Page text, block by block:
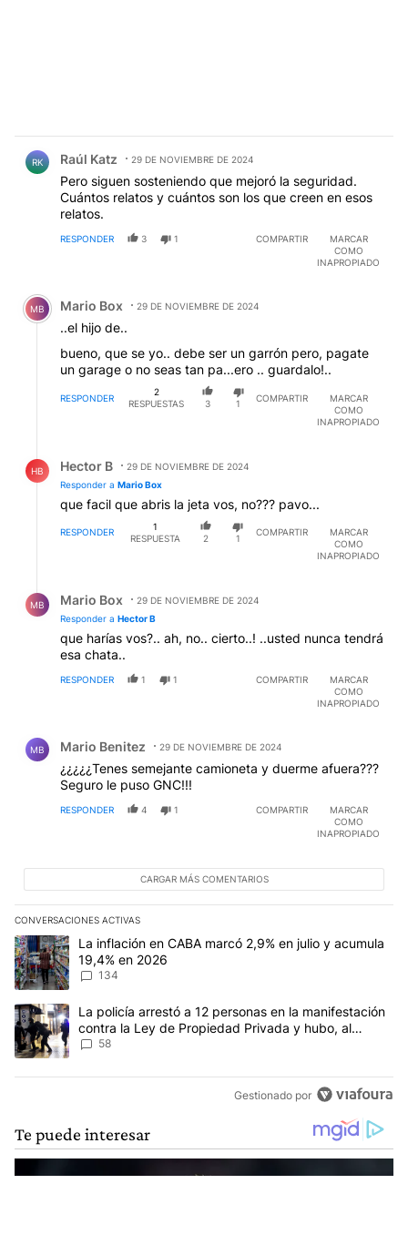
RK Raúl Katz 29 DE NOVIEMBRE DE 2024
Pero siguen sosteniendo que mejoró la seguridad.
Cuántos relatos y cuántos son los que creen en esos
relatos.
RESPONDER 3 1 COMPARTIR
MARCAR
COMO
INAPROPIADO
Comentario de Mario Box.
MB Mario Box 29 DE NOVIEMBRE DE 2024
..el hijo de..
bueno, que se yo.. debe ser un garrón pero, pagate
un garage o no seas tan pa...ero .. guardalo!..
RESPONDER
2
RESPUESTAS
3 1
COMPARTIR
MARCAR
COMO
INAPROPIADO
HB Hector B
29 DE NOVIEMBRE DE 2024
Responder a Mario Box
que facil que abris la jeta vos, no??? pavo...
RESPONDER
1
RESPUESTA
2 1
COMPARTIR
MARCAR
COMO
INAPROPIADO
MB Mario Box
29 DE NOVIEMBRE DE 2024
Responder a Hector B
que harías vos?.. ah, no.. cierto..! ..usted nunca tendrá
esa chata..
RESPONDER 1 1 COMPARTIR
MARCAR
COMO
INAPROPIADO
MB Mario Benitez 29 DE NOVIEMBRE DE 2024
¿¿¿¿¿Tenes semejante camioneta y duerme afuera???
Seguro le puso GNC!!!
RESPONDER 4 1 COMPARTIR
MARCAR
COMO
INAPROPIADO
CARGAR MÁS COMENTARIOS
CONVERSACIONES ACTIVAS
Este listado muestra los artículos con más comentarios en los
Un artículo de tendencia con el título "La inflación en CABA
La inflación en CABA marcó 2,9% en julio y acumula
19,4% en 2026
134
Un artículo de tendencia con el título "La policía arrestó a 12
La policía arrestó a 12 personas en la manifestación
contra la Ley de Propiedad Privada y hubo, al
menos, 3 agentes heridos
58
Gestionado por